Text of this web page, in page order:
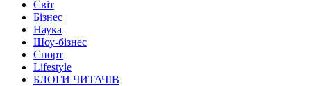
Світ
Бізнес
Наука
Шоу-бізнес
Спорт
Lifestyle
БЛОГИ ЧИТАЧІВ